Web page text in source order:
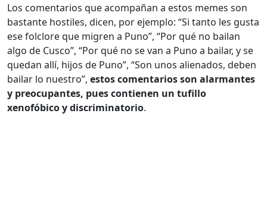
Los comentarios que acompañan a estos memes son
bastante hostiles, dicen, por ejemplo: “Si tanto les gusta
ese folclore que migren a Puno”, “Por qué no bailan
algo de Cusco”, “Por qué no se van a Puno a bailar, y se
quedan allí, hijos de Puno”, “Son unos alienados, deben
bailar lo nuestro”, estos comentarios son alarmantes
y preocupantes, pues contienen un tufillo
xenofóbico y discriminatorio.